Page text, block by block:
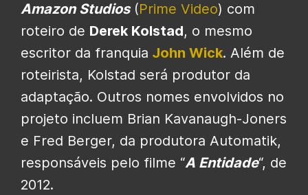
Amazon Studios(Prime Video) com
roteiro de Derek Kolstad, o mesmo
escritor da franquia John Wick. Além de
roteirista, Kolstad será produtor da
adaptação. Outros nomes envolvidos no
projeto incluem Brian Kavanaugh-Joners
e Fred Berger, da produtora Automatik,
responsáveis pelo filme “A Entidade“, de
2012.